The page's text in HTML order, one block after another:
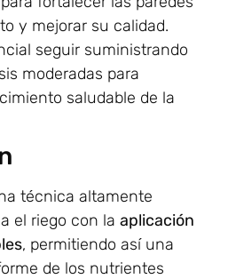
y mejorar su calidad.
seguir suministrando
moderadas para
saludable de la
técnica altamente
el riego con la aplicación
, permitiendo así una
de los nutrientes